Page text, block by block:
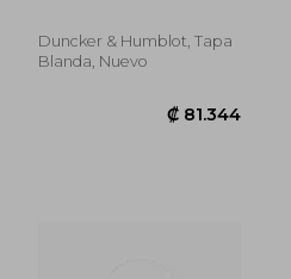
Duncker & Humblot, Tapa
Blanda, Nuevo